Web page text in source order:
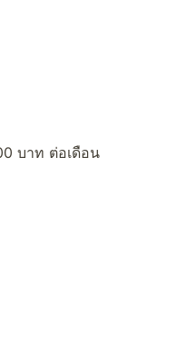
บาท ต่อเดือน